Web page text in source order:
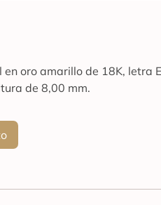
oro amarillo de 18K, letra
de 8,00 mm.